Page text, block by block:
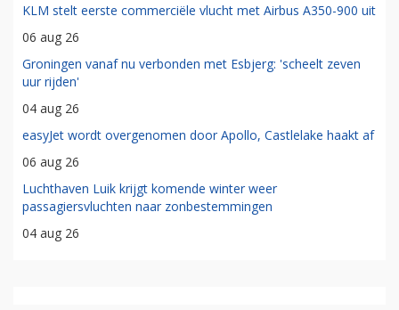
KLM stelt eerste commerciële vlucht met Airbus A350-900 uit
06 aug 26
Groningen vanaf nu verbonden met Esbjerg: 'scheelt zeven
uur rijden'
04 aug 26
easyJet wordt overgenomen door Apollo, Castlelake haakt af
06 aug 26
Luchthaven Luik krijgt komende winter weer
passagiersvluchten naar zonbestemmingen
04 aug 26